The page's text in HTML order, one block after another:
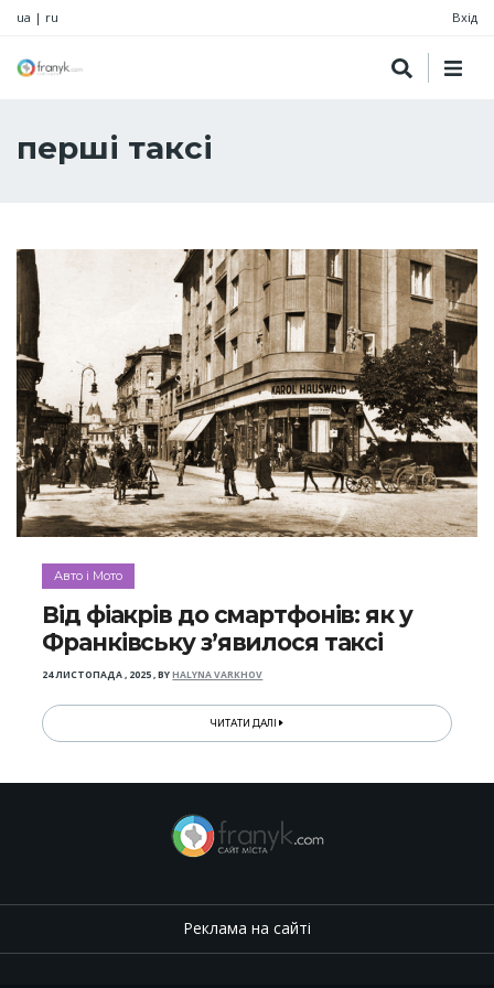
ua | ru Вхід
перші таксі
Авто і Мото
Від фіакрів до смартфонів: як у
Франківську з’явилося таксі
24 ЛИСТОПАДА , 2025,BYHALYNA VARKHOV
ЧИТАТИ ДАЛІ
Реклама на сайті